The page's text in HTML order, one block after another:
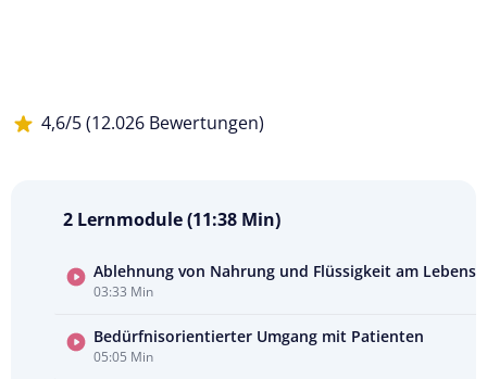
4,6/5 (12.026 Bewertungen)
Kursvorschau
ansehen
2 Lernmodule (11:38 Min)
Ablehnung von Nahrung und Flüssigkeit am
03:33 Min
Bedürfnisorientierter Umgang mit Patienten
05:05 Min